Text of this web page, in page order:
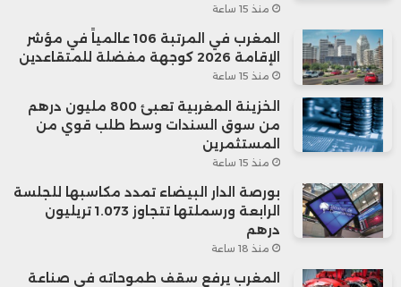
منذ 15 ساعة
المغرب في المرتبة 106 عالمياً في مؤشر
الإقامة 2026 كوجهة مفضلة للمتقاعدين
منذ 15 ساعة
الخزينة المغربية تعبئ 800 مليون درهم
من سوق السندات وسط طلب قوي من
المستثمرين
منذ 15 ساعة
بورصة الدار البيضاء تمدد مكاسبها للجلسة
الرابعة ورسملتها تتجاوز 1.073 تريليون
درهم
منذ 18 ساعة
المغرب يرفع سقف طموحاته في صناعة